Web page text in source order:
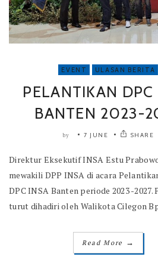
EVENT ULASAN BERITA
PELANTIKAN DPC
BANTEN 2023-
by 7 JUNE SHARE
Direktur Eksekutif INSA Estu
mewakili DPP INSA di acara
DPC INSA Banten periode 2023 -2027.
turut dihadiri oleh Walikota Cilegon
Read More →